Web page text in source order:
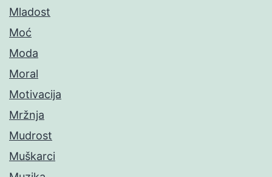
Mladost
Moć
Moda
Moral
Motivacija
Mržnja
Mudrost
Muškarci